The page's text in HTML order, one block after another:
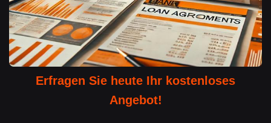
Erfragen Sie heute Ihr kostenloses
Angebot!